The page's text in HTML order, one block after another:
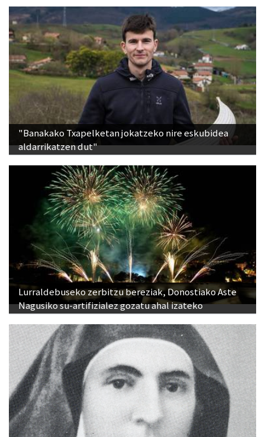
"Banakako Txapelketan jokatzeko nire eskubidea
aldarrikatzen dut"
Lurraldebuseko zerbitzu bereziak, Donostiako Aste
Nagusiko su-artifizialez gozatu ahal izateko